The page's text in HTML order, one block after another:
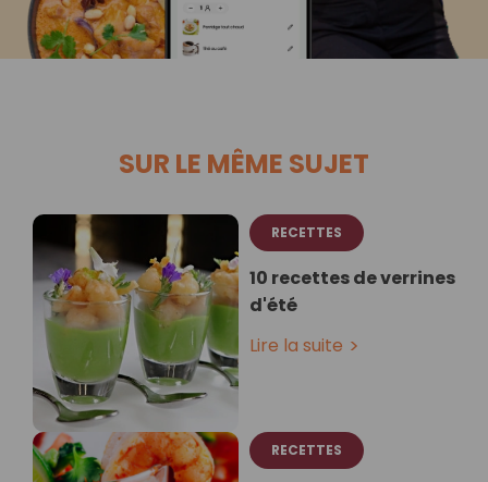
SUR LE MÊME SUJET
RECETTES
10 recettes de verrines
d'été
Lire la suite
RECETTES